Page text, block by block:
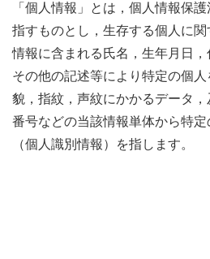
「個人情報」とは，個人情報保
指すものとし，生存する個人に
情報に含まれる氏名，生年月日
その他の記述等により特定の個
貌，指紋，声紋にかかるデータ
番号などの当該情報単体から特
（個人識別情報）を指します。